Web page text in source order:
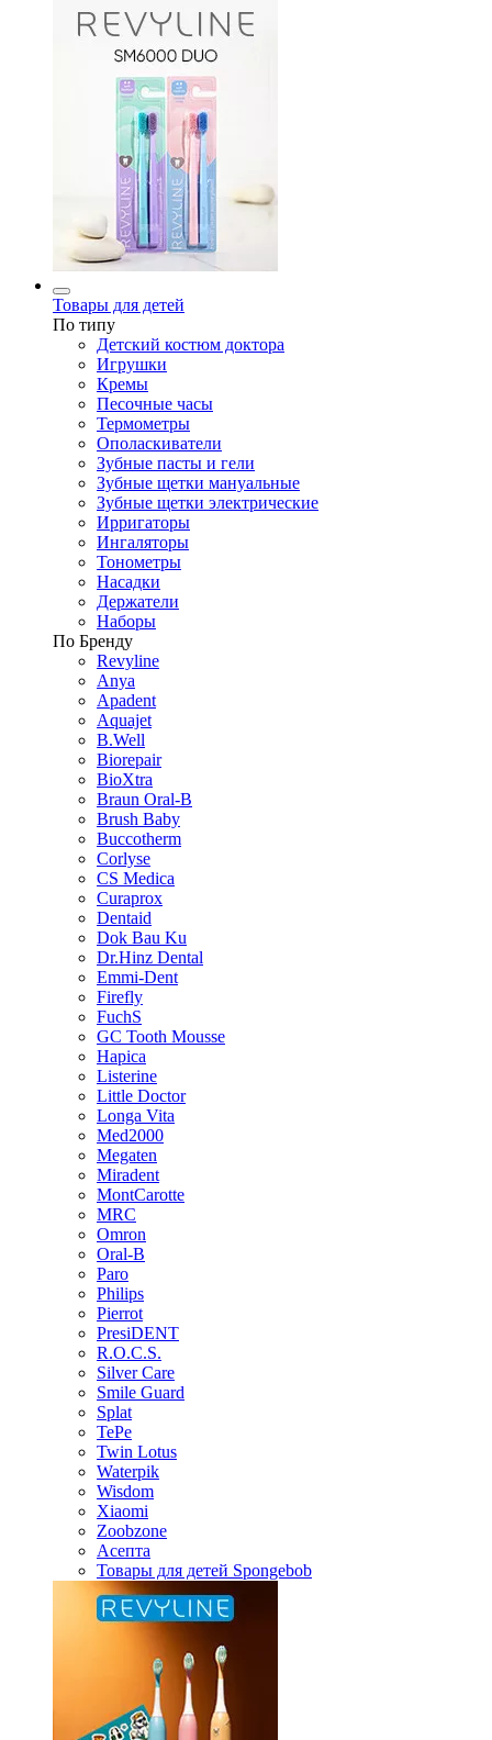
Товары для детей
По типу
Детский костюм доктора
Игрушки
Кремы
Песочные часы
Термометры
Ополаскиватели
Зубные пасты и гели
Зубные щетки мануальные
Зубные щетки электрические
Ирригаторы
Ингаляторы
Тонометры
Насадки
Держатели
Наборы
По Бренду
Revyline
Anya
Apadent
Aquajet
B.Well
Biorepair
BioXtra
Braun Oral-B
Brush Baby
Buccotherm
Corlyse
CS Medica
Curaprox
Dentaid
Dok Bau Ku
Dr.Hinz Dental
Emmi-Dent
Firefly
FuchS
GC Tooth Mousse
Hapica
Listerine
Little Doctor
Longa Vita
Med2000
Megaten
Miradent
MontCarotte
MRC
Omron
Oral-B
Paro
Philips
Pierrot
PresiDENT
R.O.C.S.
Silver Care
Smile Guard
Splat
TePe
Twin Lotus
Waterpik
Wisdom
Xiaomi
Zoobzone
Асепта
Товары для детей Spongebob